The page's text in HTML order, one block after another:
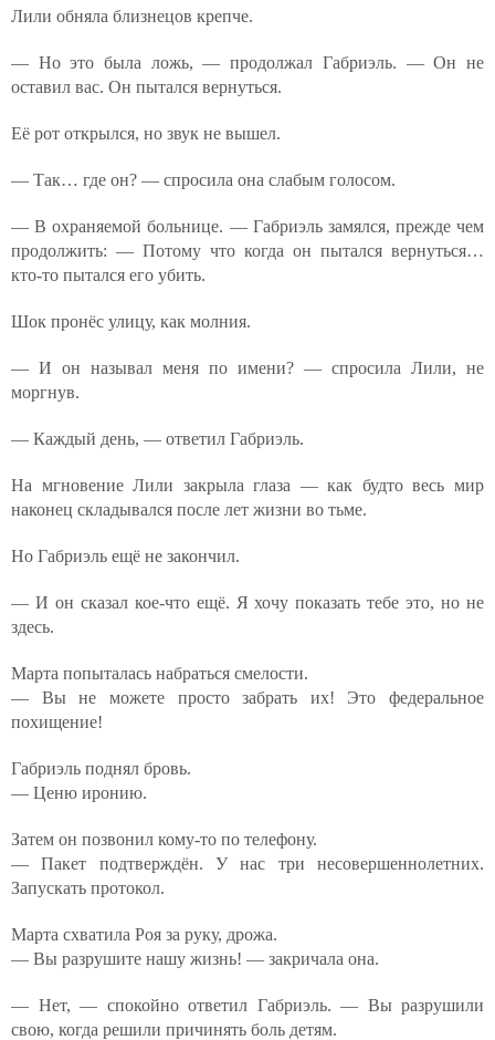
Лили обняла близнецов крепче.
— Но это была ложь, — продолжал Габриэль. — Он не
оставил вас. Он пытался вернуться.
Её рот открылся, но звук не вышел.
— Так… где он? — спросила она слабым голосом.
— В охраняемой больнице. — Габриэль замялся, прежде чем
продолжить: — Потому что когда он пытался вернуться…
кто-то пытался его убить.
Шок пронёс улицу, как молния.
— И он называл меня по имени? — спросила Лили, не
моргнув.
— Каждый день, — ответил Габриэль.
На мгновение Лили закрыла глаза — как будто весь мир
наконец складывался после лет жизни во тьме.
Но Габриэль ещё не закончил.
— И он сказал кое-что ещё. Я хочу показать тебе это, но не
здесь.
Марта попыталась набраться смелости.
— Вы не можете просто забрать их! Это федеральное
похищение!
Габриэль поднял бровь.
— Ценю иронию.
Затем он позвонил кому-то по телефону.
— Пакет подтверждён. У нас три несовершеннолетних.
Запускать протокол.
Марта схватила Роя за руку, дрожа.
— Вы разрушите нашу жизнь! — закричала она.
— Нет, — спокойно ответил Габриэль. — Вы разрушили
свою, когда решили причинять боль детям.